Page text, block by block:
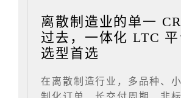
离散制造业的单一
过去，一体化 LTC 平
选型首选
在离散制造行业，多品种、